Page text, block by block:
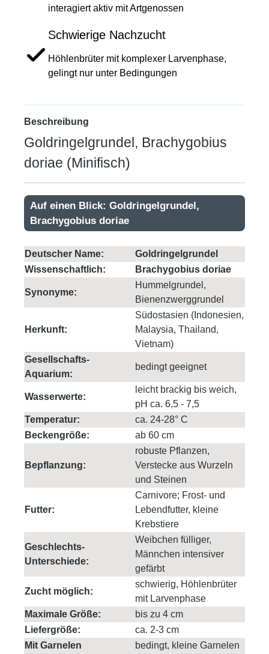
interagiert aktiv mit Artgenossen
Schwierige Nachzucht
Höhlenbrüter mit komplexer Larvenphase,
gelingt nur unter Bedingungen
Beschreibung
Goldringelgrundel, Brachygobius
doriae (Minifisch)
Auf einen Blick: Goldringelgrundel,
Brachygobius doriae
Deutscher Name:
Goldringelgrundel
Wissenschaftlich:
Brachygobius doriae
Synonyme:
Hummelgrundel,
Bienenzwerggrundel
Herkunft:
Südostasien (Indonesien,
Malaysia, Thailand,
Vietnam)
Gesellschafts-
Aquarium:
bedingt geeignet
Wasserwerte:
leicht brackig bis weich,
pH ca. 6,5 - 7,5
Temperatur:
ca. 24-28° C
Beckengröße:
ab 60 cm
Bepflanzung:
robuste Pflanzen,
Verstecke aus Wurzeln
und Steinen
Futter:
Carnivore; Frost- und
Lebendfutter, kleine
Krebstiere
Geschlechts-
Unterschiede:
Weibchen fülliger,
Männchen intensiver
gefärbt
Zucht möglich:
schwierig, Höhlenbrüter
mit Larvenphase
Maximale Größe:
bis zu 4 cm
Liefergröße:
ca. 2-3 cm
Mit Garnelen
bedingt, kleine Garnelen